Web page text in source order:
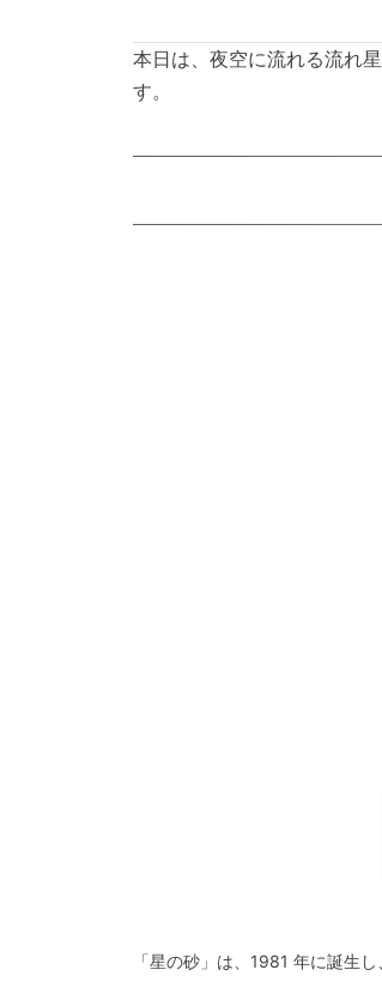
本日は、夜空に流れる流れ
す。
「星の砂」は、1981 年に誕生